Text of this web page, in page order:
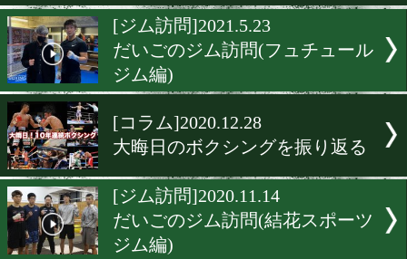
る
[だいごのジム訪問
ボクシングの魅力を伝えた
[ジム訪問]2021.5.23
だいごのジム訪問(フュチ
ジム編)